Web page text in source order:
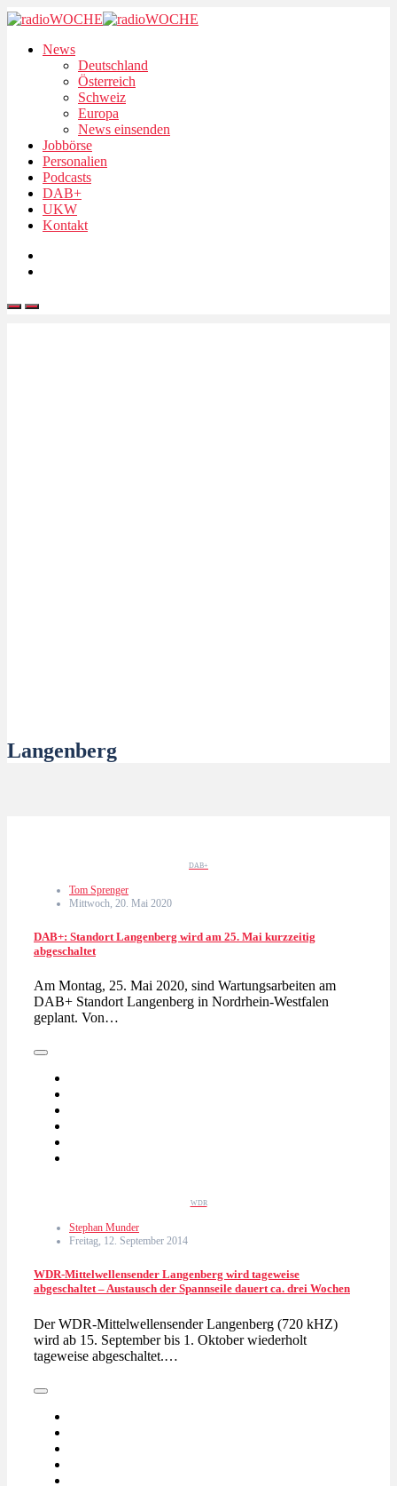
News
Deutschland
Österreich
Schweiz
Europa
News einsenden
Jobbörse
Personalien
Podcasts
DAB+
UKW
Kontakt
Langenberg
DAB+
Tom Sprenger
Mittwoch, 20. Mai 2020
DAB+: Standort Langenberg wird am 25. Mai kurzzeitig
abgeschaltet
Am Montag, 25. Mai 2020, sind Wartungsarbeiten am
DAB+ Standort Langenberg in Nordrhein-Westfalen
geplant. Von…
WDR
Stephan Munder
Freitag, 12. September 2014
WDR-Mittelwellensender Langenberg wird tageweise
abgeschaltet – Austausch der Spannseile dauert ca. drei Wochen
Der WDR-Mittelwellensender Langenberg (720 kHZ)
wird ab 15. September bis 1. Oktober wiederholt
tageweise abgeschaltet.…